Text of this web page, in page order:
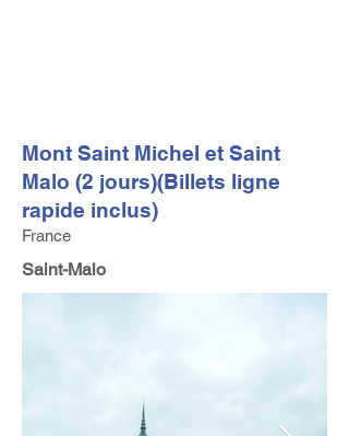
Mont Saint Michel et Saint
Malo (2 jours)(Billets ligne
rapide inclus)
France
Saint-Malo